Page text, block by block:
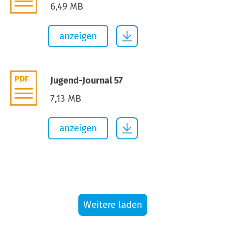
6,49 MB
anzeigen
PDF Jugend-Journal 57
7,13 MB
anzeigen
Weitere laden